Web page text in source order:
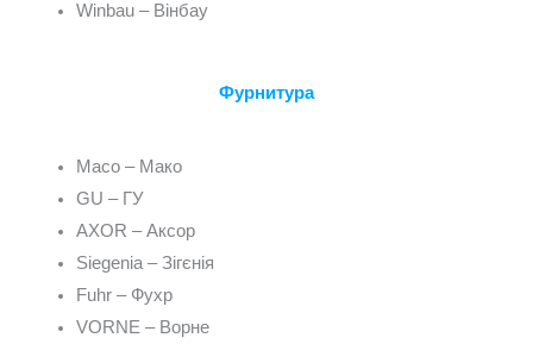
Winbau – Вінбау
Фурнитура
Maco – Мако
GU – ГУ
AXOR – Аксор
Siegenia – Зігєнія
Fuhr – Фухр
VORNE – Ворне